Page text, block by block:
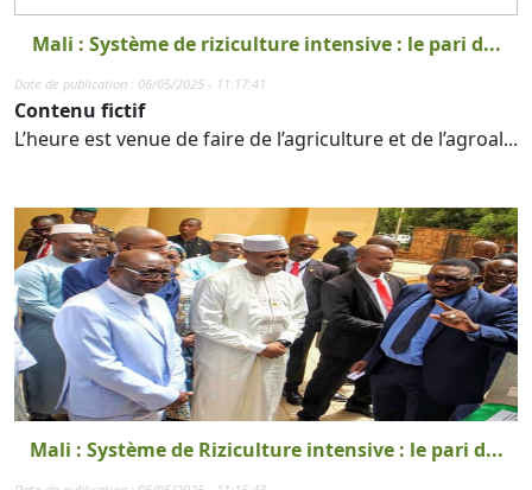
Mali : Système de riziculture intensive : le pari d...
Date de publication : 06/05/2025 - 11:17:41
Contenu fictif
L’heure est venue de faire de l’agriculture et de l’agroal...
Mali : Système de Riziculture intensive : le pari d...